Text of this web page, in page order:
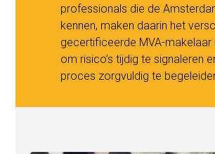
professionals die de
kennen, maken daarin het
gecertificeerde MVA-makelaar
om risico’s tijdig te signaleren
proces zorgvuldig te